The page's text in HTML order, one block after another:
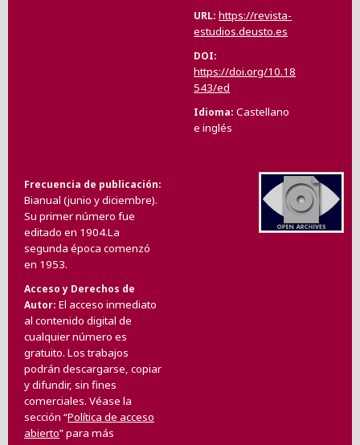
URL https://revista-
estudios.deusto.es
DOI
https://doi.org/10.18
543/ed
Idioma Castellano
e inglés
Frecuencia de publicación
Bianual (junio y diciembre).
Su primer número fue
editado en 1904.La
segunda época comenzó
en 1953.
Acceso y Derechos de
Autor El acceso inmediato
al contenido digital de
cualquier número es
gratuito. Los trabajos
podrán descargarse, copiar
y difundir, sin fines
comerciales. Véase la
sección “Política de acceso
abierto” para más